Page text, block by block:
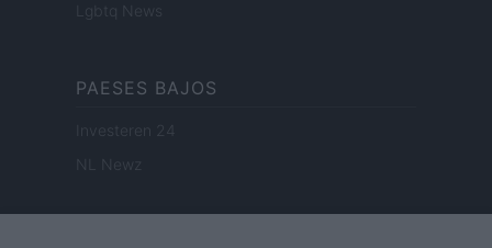
Lgbtq News
PAESES BAJOS
Investeren 24
NL Newz